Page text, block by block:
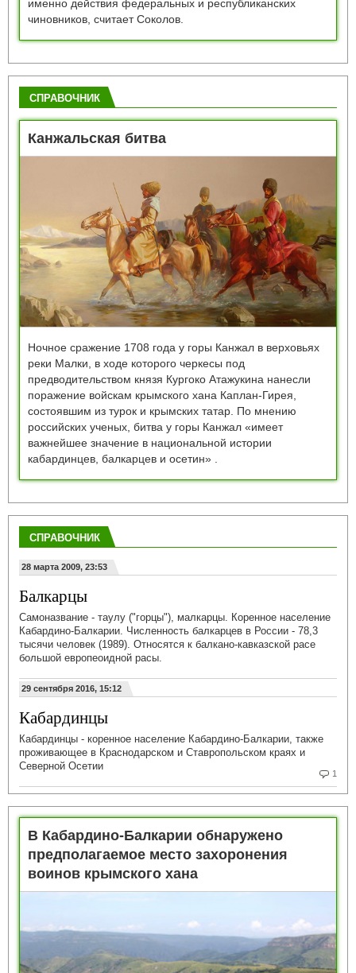
именно действия федеральных и республиканских
чиновников, считает Соколов.
СПРАВОЧНИК
Канжальская битва
Ночное сражение 1708 года у горы Канжал в верховьях
реки Малки, в ходе которого черкесы под
предводительством князя Кургоко Атажукина нанесли
поражение войскам крымского хана Каплан-Гирея,
состоявшим из турок и крымских татар. По мнению
российских ученых, битва у горы Канжал «имеет
важнейшее значение в национальной истории
кабардинцев, балкарцев и осетин» .
СПРАВОЧНИК
28 марта 2009, 23:53
Балкарцы
Самоназвание - таулу ("горцы"), малкарцы. Коренное население
Кабардино-Балкарии. Численность балкарцев в России - 78,3
тысячи человек (1989). Относятся к балкано-кавказской расе
большой европеоидной расы.
29 сентября 2016, 15:12
1
Кабардинцы
Кабардинцы - коренное население Кабардино-Балкарии, также
проживающее в Краснодарском и Ставропольском краях и
Северной Осетии
В Кабардино-Балкарии обнаружено
предполагаемое место захоронения
воинов крымского хана